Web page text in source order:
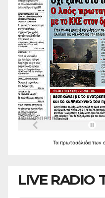
Τα πρωτοσέλιδα των
LIVE RADIO